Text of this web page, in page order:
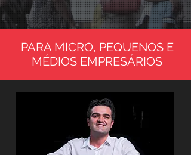
PARA MICRO, PEQUENOS E
MÉDIOS EMPRESÁRIOS